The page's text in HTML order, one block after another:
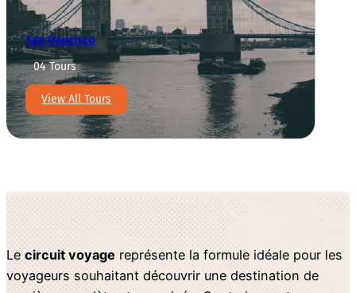
San francisco
04 Tours
View All Tours
Lecircuit voyage représente la formule idéale pour les
voyageurs souhaitant découvrir une destination de